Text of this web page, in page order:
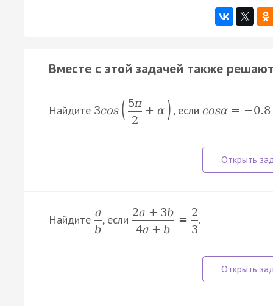
Вместе с этой задачей также
Найдите 3cos ( 5π
2
+ α ) , если cosα = −0.8
Найдите
a
b
, если
2a + 3b
4a + b
=
2
3
.